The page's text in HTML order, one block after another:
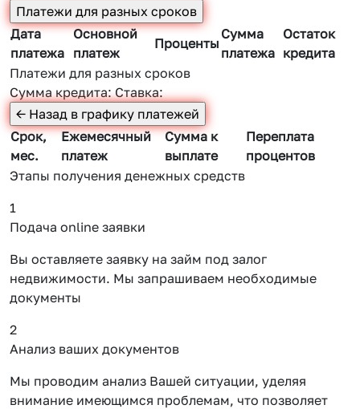
Дата
платежа
Основной
платеж
Проценты
Сумма
платежа
Остаток
кредита
Платежи для разных сроков
Сумма кредита:Ставка:
Срок,
мес.
Ежемесячный
платеж
Сумма к
выплате
Переплата
процентов
Этапы получения денежных средств
1
Подача online заявки
Вы оставляете заявку на займ под залог
недвижимости. Мы запрашиваем необходимые
документы
2
Анализ ваших документов
Мы проводим анализ Вашей ситуации, уделяя
внимание имеющимся проблемам, что позволяет